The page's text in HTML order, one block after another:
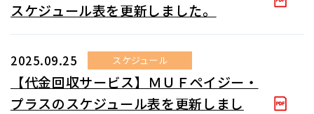
スケジュール表を更新しました。
2025.09.25 スケジュール
【代金回収サービス】ＭＵＦペイジー・
プラスのスケジュール表を更新しまし